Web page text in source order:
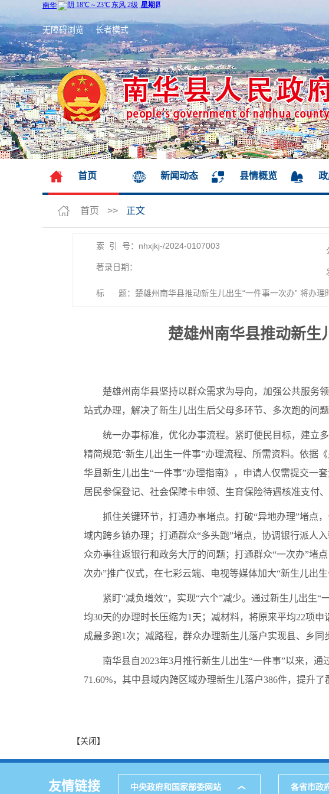
无障碍浏览 长者模式
首页 新闻动态 县情概览
首页 >> 正文
索 引 号：nhxjkj-/2024-0107003
著录日期：
标 题：楚雄州南华县推动新生儿出生“一件事一次办” 将办理
楚雄州南华县推动新生
楚雄州南华县坚持以群众需求为导向，加强公共服务
站式办理，解决了新生儿出生后父母多环节、多次跑的问
统一办事标准，优化办事流程。紧盯便民目标，建立
精简规范“新生儿出生一件事”办理流程、所需资料。依据
华县新生儿出生“一件事”办理指南》，申请人仅需提交一
居民参保登记、社会保障卡申领、生育保险待遇核准支付
抓住关键环节，打通办事堵点。打破“异地办理”堵点
域内跨乡镇办理；打通群众“多头跑”堵点，协调银行派人
众办事往返银行和政务大厅的问题；打通群众“一次办”堵
次办”推广仪式，在七彩云端、电视等媒体加大“新生儿出
紧盯“减负增效”，实现“六个”减少。通过新生儿出生
均30天的办理时长压缩为1天；减材料，将原来平均22项
成最多跑1次；减路程，群众办理新生儿落户实现县、乡同
南华县自2023年3月推行新生儿出生“一件事”以来，
71.60%，其中县域内跨区域办理新生儿落户386件，提升
【关闭】
友情链接 中央政府和国家部委网站 各省市政